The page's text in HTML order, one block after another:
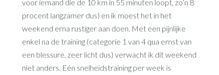
voor iemand die de 10 km in 55 minuten loopt, zo’n 8
procent langzamer dus) en ik moest het in het
weekend erna rustiger aan doen. Met een pijnlijke
enkel na de training (categorie 1 van 4 qua ernst van
een blessure, zeer licht dus) verwacht ik dit weekend
niet anders. Eén snelheidstraining per week is